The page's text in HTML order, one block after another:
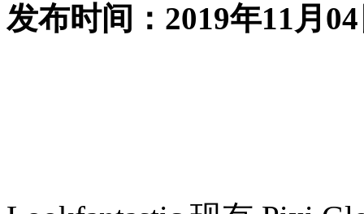
发布时间：2019年11月